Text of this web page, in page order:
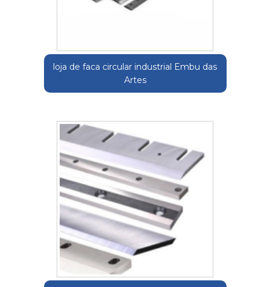
loja de faca circular industrial Embu das
Artes